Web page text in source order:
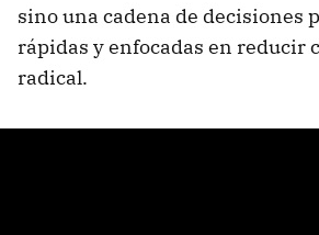
sino una cadena de decisiones
rápidas y enfocadas en reducir
radical.